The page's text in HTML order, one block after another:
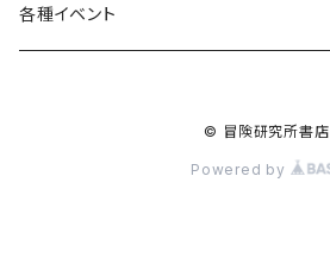
各種イベント
© 冒険研究所書店
Powered by